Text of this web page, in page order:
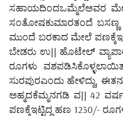
ಸಹಾಯದಿಂದಒಮ್ಮೆಲೆಅವರ ಮೇಲೆ
ಸಂತೋಷಕುಮಾರತಂದೆ ಬಸಣ್ಣ
ಮುಂದೆ ಬರಕಾದ ಮೇಲೆ
ಬೇಡರು ಉ|| ಹೊಟೇಲ್
ರೂಗಳು
ಸುರಪುರಎಂದು ಹೇಳಿದ್ದು,
ಅಹ್ಮದಕೆಮ್ಮನಗಡಿ ವ|| 42
ಪಣಕ್ಕೆಇಟ್ಟಿದ್ದ ಹಣ 1230/-